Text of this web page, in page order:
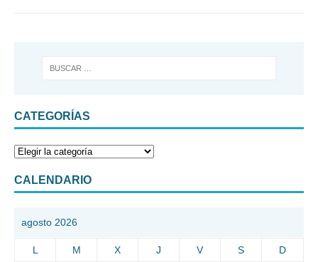
CATEGORÍAS
CALENDARIO
agosto 2026
L M X J V S D